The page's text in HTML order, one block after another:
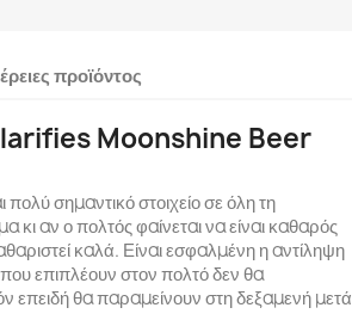
προϊόντος
Moonshine Beer
σημαντικό στοιχείο σε όλη τη
κι αν ο πολτός φαίνεται να είναι καθαρός
καλά. Είναι εσφαλμένη η αντίληψη
επιπλέουν στον πολτό δεν θα
επειδή θα παραμείνουν στη δεξαμενή μετά